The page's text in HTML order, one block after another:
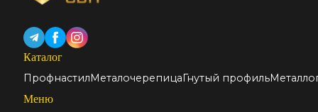
Каталог
Профнастил Металочерепица Гнутый профиль
Меню